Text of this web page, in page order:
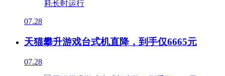
07.28
天猫攀升游戏台式机直降，到手仅6665元
07.28